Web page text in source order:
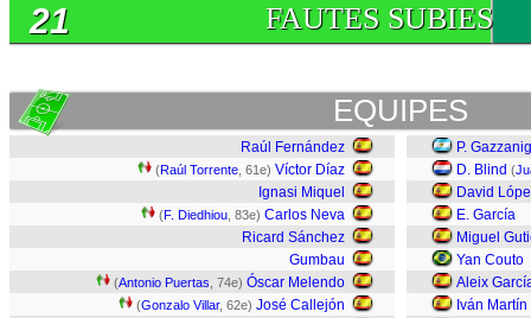
FAUTES SUBIES
21
EQUIPES
Raúl Fernández
(Raúl Torrente , 61e) Víctor Díaz
Ignasi Miquel
(F. Diedhiou , 83e) Carlos Neva
Ricard Sánchez
Gumbau
(Antonio Puertas , 74e) Óscar Melendo
(Gonzalo Villar, 62e) José Callejón
P.
D. Blind (
David
E. García
Miguel
Yan Couto
Aleix
Iván Martín